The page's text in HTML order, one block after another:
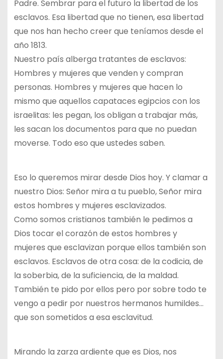
Padre. Sembrar para el futuro la libertad de los
esclavos. Esa libertad que no tienen, esa libertad
que nos han hecho creer que teníamos desde el
año 1813.
Nuestro país alberga tratantes de esclavos:
Hombres y mujeres que venden y compran
personas. Hombres y mujeres que hacen lo
mismo que aquellos capataces egipcios con los
israelitas: les pegan, los obligan a trabajar más,
les sacan los documentos para que no puedan
moverse. Todo eso que ustedes saben.
Eso lo queremos mirar desde Dios hoy. Y clamar a
nuestro Dios: Señor mira a tu pueblo, Señor mira
estos hombres y mujeres esclavizados.
Como somos cristianos también le pedimos a
Dios tocar el corazón de estos hombres y
mujeres que esclavizan porque ellos también son
esclavos. Esclavos de otra cosa: de la codicia, de
la soberbia, de la suficiencia, de la maldad.
También te pido por ellos pero por sobre todo te
vengo a pedir por nuestros hermanos humildes…
que son sometidos a esa esclavitud.
Mirando la zarza ardiente que es Dios, nos